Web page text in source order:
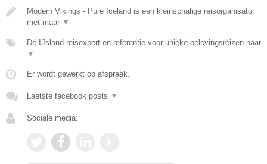
Modern Vikings - Pure Iceland is een kleinschalige reisorganisator
met maar ▼
Dé IJsland reisexpert en referentie voor unieke belevingsreizen naar
▼
Er wordt gewerkt op afspraak.
Laatste facebook posts ▼
Sociale media: